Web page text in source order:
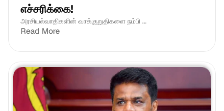
எச்சரிக்கை!
அரசியல்வாதிகளின் வாக்குறுதிகளை நம்பி ...
Read More